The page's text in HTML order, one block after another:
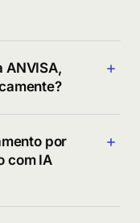
ANVISA,
e legislativo
autoridades,
Filtra
por
com IA